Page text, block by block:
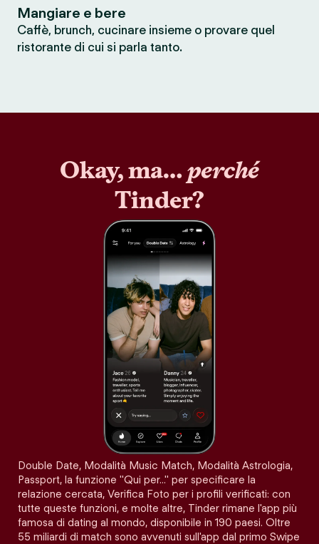
Mangiare e bere
Caffè, brunch, cucinare insieme o provare quel
ristorante di cui si parla tanto.
Okay, ma…perché
Tinder?
Double Date, Modalità Music Match, Modalità Astrologia,
Passport, la funzione "Qui per…" per specificare la
relazione cercata, Verifica Foto per i profili verificati: con
tutte queste funzioni, e molte altre, Tinder rimane l'app più
famosa di dating al mondo, disponibile in 190 paesi. Oltre
55 miliardi di match sono avvenuti sull'app dal primo Swipe